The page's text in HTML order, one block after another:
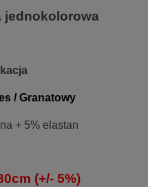
jednokolorowa
/ Granatowy
+ 5% elastan
(+/- 5%)